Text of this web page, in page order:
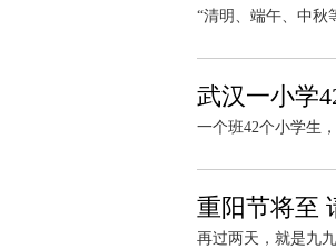
“清明、端午、中秋
武汉一小学
一个班42个小学生
重阳节将至
再过两天，就是九